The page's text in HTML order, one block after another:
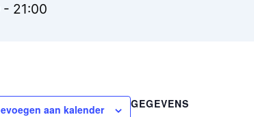
- 21:00
aan kalender
GEGEVENS